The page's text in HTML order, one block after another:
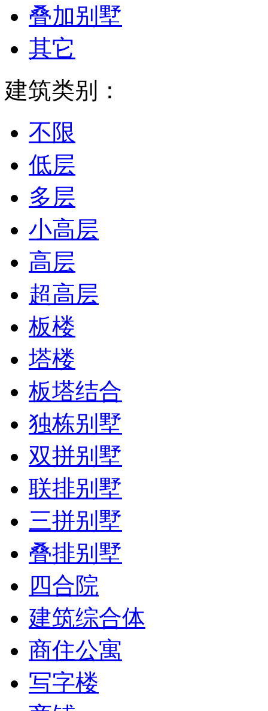
叠加别墅
其它
建筑类别：
不限
低层
多层
小高层
高层
超高层
板楼
塔楼
板塔结合
独栋别墅
双拼别墅
联排别墅
三拼别墅
叠排别墅
四合院
建筑综合体
商住公寓
写字楼